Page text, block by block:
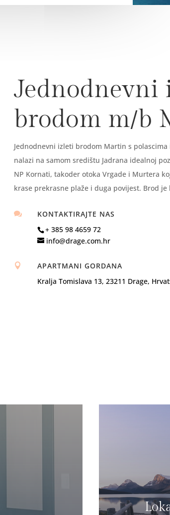
Jednodnevni
brodom m/b
Jednodnevni izleti brodom Martin s polascima
nalazi na samom središtu Jadrana idealnoj
NP Kornati, takoder otoka Vrgade i Murtera
krase prekrasne plaže i duga povijest. Brod je

KONTAKTIRAJTE NAS
+ 385 98 4659 72
info@drage.com.hr

APARTMANI GORDANA
Kralja Tomislava 13, 23211 Drage,